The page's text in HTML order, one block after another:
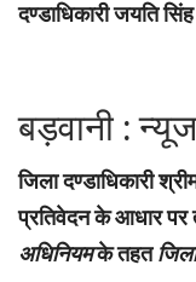
दण्डाधिकारी जयति
बड़वानी :
जिला दण्डाधिकारी
प्रतिवेदन के आधार पर
अधिनियमके तहत